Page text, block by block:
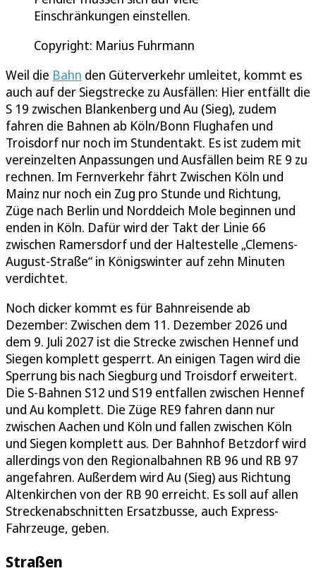
Einschränkungen einstellen.
Copyright: Marius Fuhrmann
Weil die Bahn den Güterverkehr umleitet, kommt es
auch auf der Siegstrecke zu Ausfällen: Hier entfällt die
S 19 zwischen Blankenberg und Au (Sieg), zudem
fahren die Bahnen ab Köln/Bonn Flughafen und
Troisdorf nur noch im Stundentakt. Es ist zudem mit
vereinzelten Anpassungen und Ausfällen beim RE 9 zu
rechnen. Im Fernverkehr fährt Zwischen Köln und
Mainz nur noch ein Zug pro Stunde und Richtung,
Züge nach Berlin und Norddeich Mole beginnen und
enden in Köln. Dafür wird der Takt der Linie 66
zwischen Ramersdorf und der Haltestelle „Clemens-
August-Straße“ in Königswinter auf zehn Minuten
verdichtet.
Noch dicker kommt es für Bahnreisende ab
Dezember: Zwischen dem 11. Dezember 2026 und
dem 9. Juli 2027 ist die Strecke zwischen Hennef und
Siegen komplett gesperrt. An einigen Tagen wird die
Sperrung bis nach Siegburg und Troisdorf erweitert.
Die S-Bahnen S12 und S19 entfallen zwischen Hennef
und Au komplett. Die Züge RE9 fahren dann nur
zwischen Aachen und Köln und fallen zwischen Köln
und Siegen komplett aus. Der Bahnhof Betzdorf wird
allerdings von den Regionalbahnen RB 96 und RB 97
angefahren. Außerdem wird Au (Sieg) aus Richtung
Altenkirchen von der RB 90 erreicht. Es soll auf allen
Streckenabschnitten Ersatzbusse, auch Express-
Fahrzeuge, geben.
Straßen